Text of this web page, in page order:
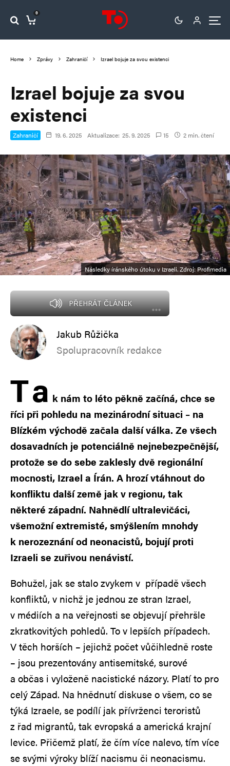
0
Home Zprávy Zahraničí Izrael bojuje za svou existenci
Izrael bojuje za svou
existenci
Zahraničí 19. 6. 2025 Aktualizace: 25. 9. 2025 15 2 min. čtení
Následky íránského útoku v Izraeli. Zdroj: Profimedia
PŘEHRÁT ČLÁNEK
Jakub Růžička
Spolupracovník redakce
Ta k nám to léto pěkně začíná, chce se
říci při pohledu na mezinárodní situaci – na
Blízkém východě začala další válka. Ze všech
dosavadních je potenciálně nejnebezpečnější,
protože se do sebe zaklesly dvě regionální
mocnosti, Izrael a Írán. A hrozí vtáhnout do
konfliktu další země jak v regionu, tak
některé západní. Nahnědlí ultralevičáci,
všemožní extremisté, smýšlením mnohdy
k nerozeznání od neonacistů, bojují proti
Izraeli se zuřivou nenávistí.
Bohužel, jak se stalo zvykem v případě všech
konfliktů, v nichž je jednou ze stran Izrael,
v médiích a na veřejnosti se objevují přehršle
zkratkovitých pohledů. To v lepších případech.
V těch horších – jejichž počet vůčihledně roste
– jsou prezentovány antisemitské, surové
a občas i vyloženě nacistické názory. Platí to pro
celý Západ. Na hnědnutí diskuse o všem, co se
týká Izraele, se podílí jak přívrženci teroristů
z řad migrantů, tak evropská a americká krajní
levice. Přičemž platí, že čím více nalevo, tím více
se svými výroky blíží nacismu či neonacismu.